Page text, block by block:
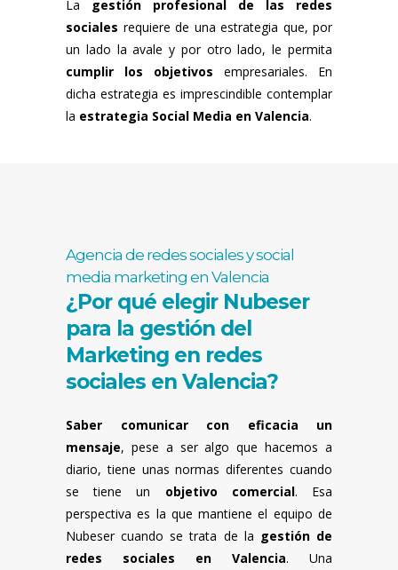
La gestión profesional de las redes
sociales requiere de una estrategia que, por
un lado la avale y por otro lado, le permita
cumplir los objetivos empresariales. En
dicha estrategia es imprescindible contemplar
la estrategia Social Media en Valencia.
Agencia de redes sociales y social
media marketing en Valencia
¿Por qué elegir Nubeser
para la gestión del
Marketing en redes
sociales en Valencia?
Saber comunicar con eficacia un
mensaje, pese a ser algo que hacemos a
diario, tiene unas normas diferentes cuando
se tiene un objetivo comercial. Esa
perspectiva es la que mantiene el equipo de
Nubeser cuando se trata de la gestión de
redes sociales en Valencia. Una